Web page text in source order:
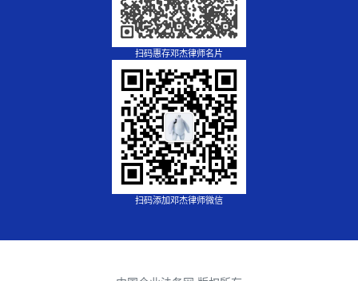
扫码惠存邓杰律师名片
扫码添加邓杰律师微信